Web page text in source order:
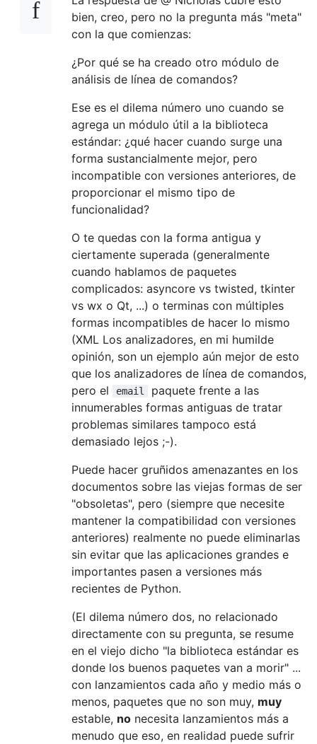
bien, creo, pero no la pregunta más "meta"
con la que comienzas:
¿Por qué se ha creado otro módulo de
análisis de línea de comandos?
Ese es el dilema número uno cuando se
agrega un módulo útil a la biblioteca
estándar: ¿qué hacer cuando surge una
forma sustancialmente mejor, pero
incompatible con versiones anteriores, de
proporcionar el mismo tipo de
funcionalidad?
O te quedas con la forma antigua y
ciertamente superada (generalmente
cuando hablamos de paquetes
complicados: asyncore vs twisted, tkinter
vs wx o Qt, ...) o terminas con múltiples
formas incompatibles de hacer lo mismo
(XML Los analizadores, en mi humilde
opinión, son un ejemplo aún mejor de esto
que los analizadores de línea de comandos,
pero el
email
paquete frente a las
innumerables formas antiguas de tratar
problemas similares tampoco está
demasiado lejos ;-).
Puede hacer gruñidos amenazantes en los
documentos sobre las viejas formas de ser
"obsoletas", pero (siempre que necesite
mantener la compatibilidad con versiones
anteriores) realmente no puede eliminarlas
sin evitar que las aplicaciones grandes e
importantes pasen a versiones más
recientes de Python.
(El dilema número dos, no relacionado
directamente con su pregunta, se resume
en el viejo dicho "la biblioteca estándar es
donde los buenos paquetes van a morir" ...
con lanzamientos cada año y medio más o
menos, paquetes que no son muy, muy
estable, no necesita lanzamientos más a
menudo que eso, en realidad puede sufrir